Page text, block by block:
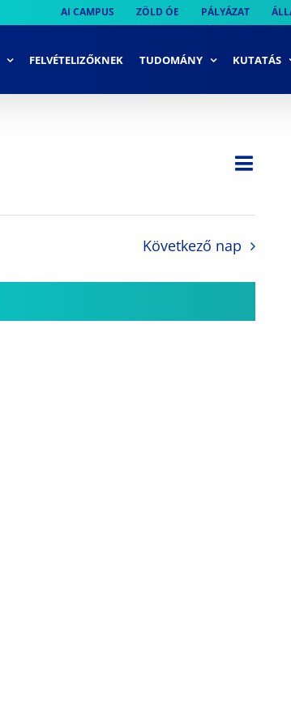
AI CAMPUS ZÖLD ÓE PÁLYÁZAT
FELVÉTELIZŐKNEK TUDOMÁNY KUTATÁS
Nap
Következő nap